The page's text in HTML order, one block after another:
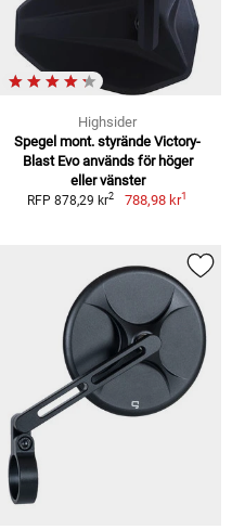
Highsider
Spegel mont. styrände Victory-
Blast Evo används för höger
eller vänster
RFP 878,29 kr2 788,98 kr1